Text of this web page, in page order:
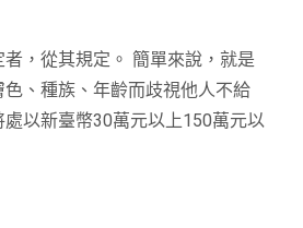
，從其規定。 簡單來說，就是
、種族、年齡而歧視他人不給
以新臺幣30萬元以上150萬元以